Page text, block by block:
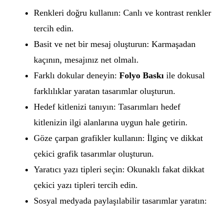
Renkleri doğru kullanın: Canlı ve kontrast renkler
tercih edin.
Basit ve net bir mesaj oluşturun: Karmaşadan
kaçının, mesajınız net olmalı.
Farklı dokular deneyin: Folyo Baskı ile dokusal
farklılıklar yaratan tasarımlar oluşturun.
Hedef kitlenizi tanıyın: Tasarımları hedef
kitlenizin ilgi alanlarına uygun hale getirin.
Göze çarpan grafikler kullanın: İlginç ve dikkat
çekici grafik tasarımlar oluşturun.
Yaratıcı yazı tipleri seçin: Okunaklı fakat dikkat
çekici yazı tipleri tercih edin.
Sosyal medyada paylaşılabilir tasarımlar yaratın: